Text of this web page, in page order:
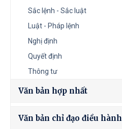
Sắc lệnh - Sắc luật
Luật - Pháp lệnh
Nghị định
Quyết định
Thông tư
Văn bản hợp nhất
Văn bản chỉ đạo điều hành